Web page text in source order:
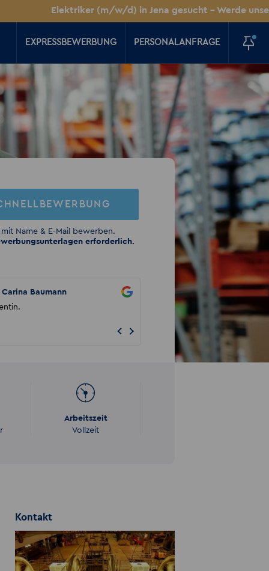
Elektriker (m/w/d) in Jena gesucht - Werde unser Held
EXPRESSBEWERBUNG PERSONALANFRAGE
Name & E-Mail bewerben.
erforderlich.
Carina Baumann
Steven Eckelt
Ich danke dem Akzentteam Gera
Unterstützung und schnelle
einen Job. Man...
Arbeitszeit
Vollzeit
Kontakt